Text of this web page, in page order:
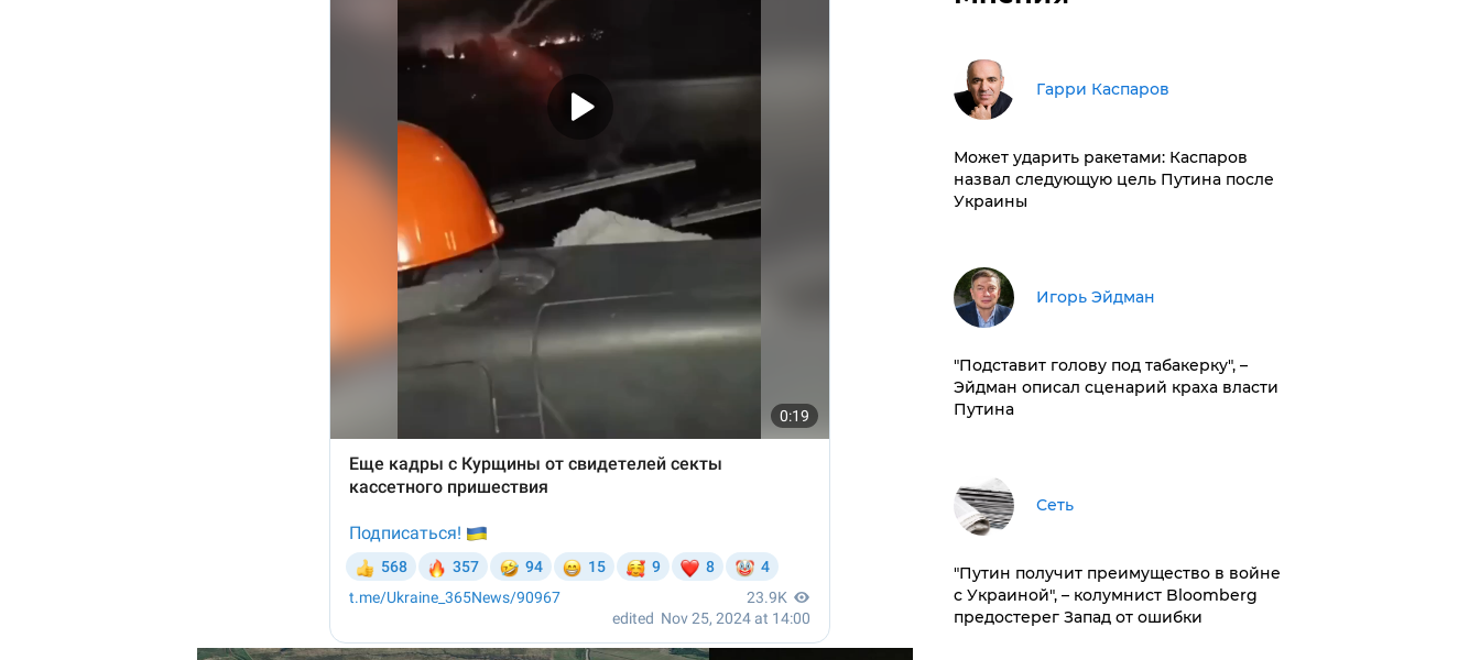
Гарри Каспаров
Может ударить ракетами: Каспаров
назвал следующую цель Путина после
Украины
Игорь Эйдман
​"Подставит голову под табакерку", –
Эйдман описал сценарий краха власти
Путина
Сеть
"Путин получит преимущество в войне
с Украиной", – колумнист Bloomberg
предостерег Запад от ошибки